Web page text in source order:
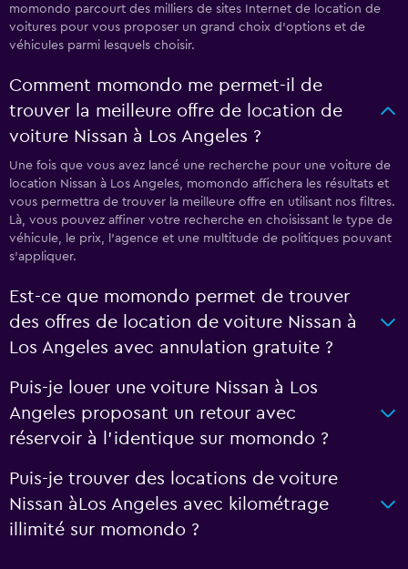
momondo parcourt des milliers de sites Internet de location de
voitures pour vous proposer un grand choix d'options et de
véhicules parmi lesquels choisir.
Comment momondo me permet-il de
trouver la meilleure offre de location de
voiture Nissan à Los Angeles ?
Une fois que vous avez lancé une recherche pour une voiture de
location Nissan à Los Angeles, momondo affichera les résultats et
vous permettra de trouver la meilleure offre en utilisant nos filtres.
Là, vous pouvez affiner votre recherche en choisissant le type de
véhicule, le prix, l'agence et une multitude de politiques pouvant
s'appliquer.
Est-ce que momondo permet de trouver
des offres de location de voiture Nissan à
Los Angeles avec annulation gratuite ?
Puis-je louer une voiture Nissan à Los
Angeles proposant un retour avec
réservoir à l'identique sur momondo ?
Puis-je trouver des locations de voiture
Nissan àLos Angeles avec kilométrage
illimité sur momondo ?